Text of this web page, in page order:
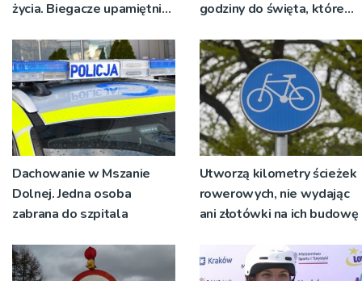
życia. Biegacze upamiętnili
godziny do święta, które
pokoleń
Dachowanie w Mszanie
Dolnej. Jedna osoba
zabrana do szpitala
Utworzą kilometry ścieżek
rowerowych, nie wydając
ani złotówki na ich budowę